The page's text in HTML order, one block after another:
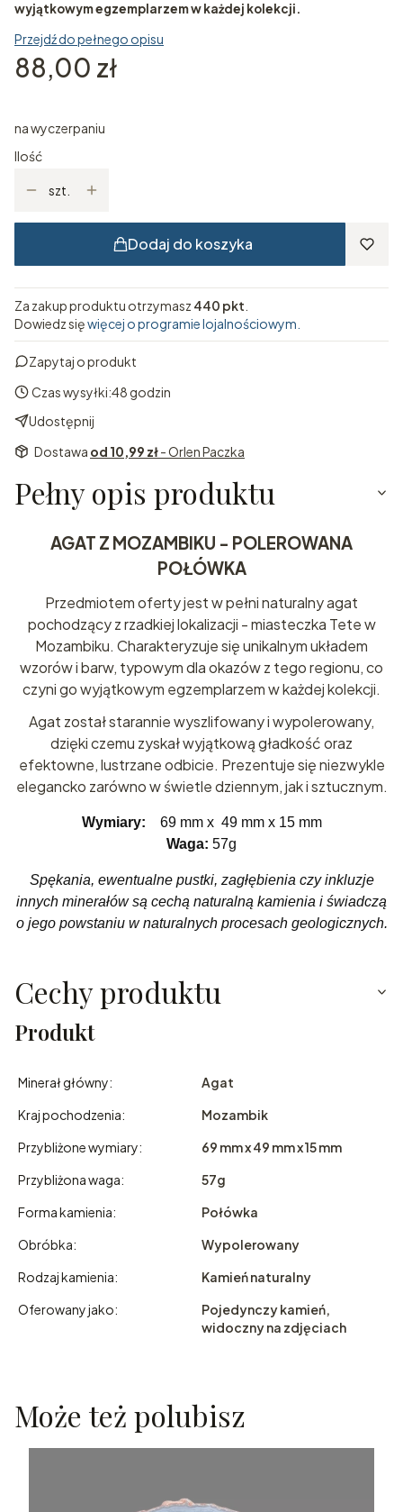
wyjątkowym egzemplarzem w każdej kolekcji.
Przejdź do pełnego opisu
Cena
88,00 zł
na wyczerpaniu
Ilość
szt.
Dodaj do koszyka
Za zakup produktu otrzymasz 440 pkt
Dowiedz sięwięcej o programie lojalnościowym.
Zapytaj o produkt
Czas wysyłki:48 godzin
Udostępnij
Dostawa od 10,99 zł- Orlen Paczka
Pełny opis produktu
AGAT Z MOZAMBIKU - POLEROWANA
POŁÓWKA
Przedmiotem oferty jest w pełni naturalny agat
pochodzący z rzadkiej lokalizacji - miasteczka Tete w
Mozambiku. Charakteryzuje się unikalnym układem
wzorów i barw, typowym dla okazów z tego regionu, co
czyni go wyjątkowym egzemplarzem w każdej kolekcji.
Agat został starannie wyszlifowany i wypolerowany,
dzięki czemu zyskał wyjątkową gładkość oraz
efektowne, lustrzane odbicie. Prezentuje się niezwykle
elegancko zarówno w świetle dziennym, jak i sztucznym.
Wymiary:
69 mm x 49 mm x 15 mm
Waga: 57g
Spękania, ewentualne pustki, zagłębienia czy inkluzje
innych minerałów są cechą naturalną kamienia i świadczą
o jego powstaniu w naturalnych procesach geologicznych.
Cechy produktu
Produkt
Minerał główny:
Agat
Kraj pochodzenia:
Mozambik
Przybliżone wymiary:
69 mm x 49 mm x 15 mm
Przybliżona waga:
57g
Forma kamienia:
Połówka
Obróbka:
Wypolerowany
Rodzaj kamienia:
Kamień naturalny
Oferowany jako:
Pojedynczy kamień,
widoczny na zdjęciach
Może też polubisz